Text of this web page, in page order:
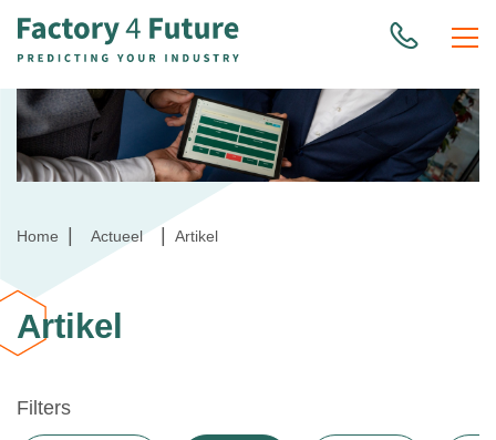
Home | Actueel | Artikel
Artikel
Filters